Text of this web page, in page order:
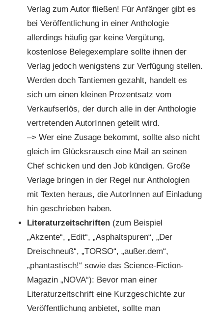
Verlag zum Autor fließen! Für Anfänger gibt es
bei Veröffentlichung in einer Anthologie
allerdings häufig gar keine Vergütung,
kostenlose Belegexemplare sollte ihnen der
Verlag jedoch wenigstens zur Verfügung stellen.
Werden doch Tantiemen gezahlt, handelt es
sich um einen kleinen Prozentsatz vom
Verkaufserlös, der durch alle in der Anthologie
vertretenden AutorInnen geteilt wird.
–> Wer eine Zusage bekommt, sollte also nicht
gleich im Glücksrausch eine Mail an seinen
Chef schicken und den Job kündigen. Große
Verlage bringen in der Regel nur Anthologien
mit Texten heraus, die AutorInnen auf Einladung
hin geschrieben haben.
Literaturzeitschriften (zum Beispiel
„Akzente“, „Edit“, „Asphaltspuren“, „Der
Dreischneuß“, „TORSO“, „außer.dem“,
„phantastisch!“ sowie das Science-Fiction-
Magazin „NOVA“): Bevor man einer
Literaturzeitschrift eine Kurzgeschichte zur
Veröffentlichung anbietet, sollte man